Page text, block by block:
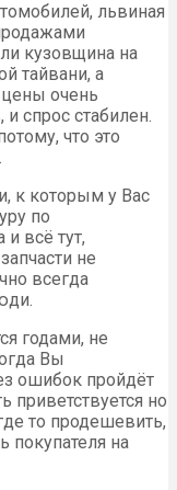
львиная
кузовщина на
тайвани, а
очень
спрос стабилен.
что это
к которым у Вас
по
всё тут,
не
всегда
годами, не
Вы
ошибок пройдёт
приветствуется но
то продешевить,
покупателя на